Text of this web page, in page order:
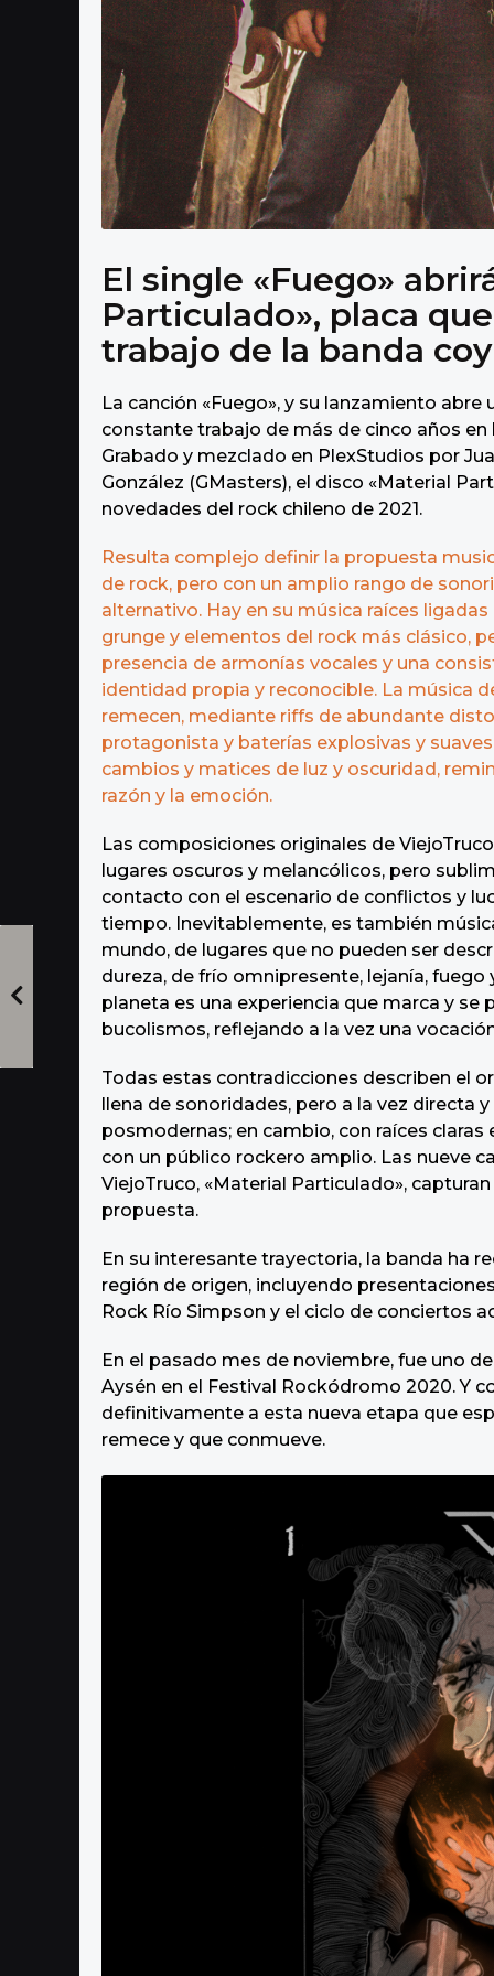
El single «Fuego»
Particulado», placa
trabajo de la banda
La canción «Fuego», y su lanzamiento
constante trabajo de más de cinco años
Grabado y mezclado en PlexStudios por
González (GMasters), el disco «Material
novedades del rock chileno de 2021.
Resulta complejo definir la propuesta
de rock, pero con un amplio rango de
alternativo. Hay en su música raíces
grunge y elementos del rock más clásico,
presencia de armonías vocales y una
identidad propia y reconocible. La música
remecen, mediante riffs de abundante
protagonista y baterías explosivas y
cambios y matices de luz y oscuridad,
razón y la emoción.
Las composiciones originales de
lugares oscuros y melancólicos, pero
contacto con el escenario de conflictos y
tiempo. Inevitablemente, es también
mundo, de lugares que no pueden ser
dureza, de frío omnipresente, lejanía,
planeta es una experiencia que marca y se
bucolismos, reflejando a la vez una
Todas estas contradicciones describen el
llena de sonoridades, pero a la vez directa
posmodernas; en cambio, con raíces
con un público rockero amplio. Las nueve
ViejoTruco, «Material Particulado»,
propuesta.
En su interesante trayectoria, la banda ha
región de origen, incluyendo
Rock Río Simpson y el ciclo de conciertos
En el pasado mes de noviembre, fue uno
Aysén en el Festival Rockódromo 2020. Y
definitivamente a esta nueva etapa que
remece y que conmueve.